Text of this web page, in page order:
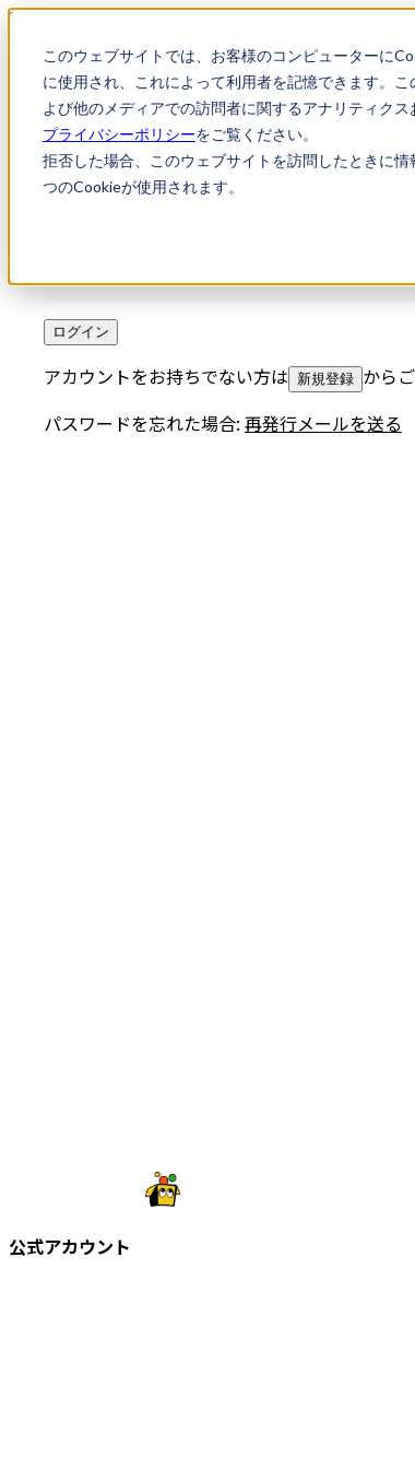
このウェブサイトでは、お客様のコンピューターに
に使用され、これによって利用者を記憶できます。
よび他のメディアでの訪問者に関するアナリティク
プライバシーポリシーをご覧ください。
拒否した場合、このウェブサイトを訪問したときに
つのCookieが使用されます。
メールアドレス
ログイン
アカウントをお持ちでない方は 新規登録 から
パスワードを忘れた場合: 再発行メールを送る
公式アカウント